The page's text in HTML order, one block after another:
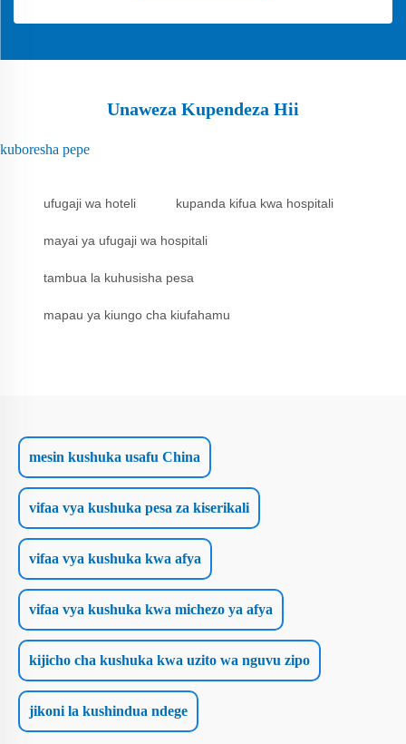
Unaweza Kupendeza Hii
kuboresha pepe
ufugaji wa hoteli kupanda kifua kwa hospitali
mayai ya ufugaji wa hospitali
tambua la kuhusisha pesa
mapau ya kiungo cha kiufahamu
mesin kushuka usafu China
vifaa vya kushuka pesa za kiserikali
vifaa vya kushuka kwa afya
vifaa vya kushuka kwa michezo ya afya
kijicho cha kushuka kwa uzito wa nguvu zipo
jikoni la kushindua ndege